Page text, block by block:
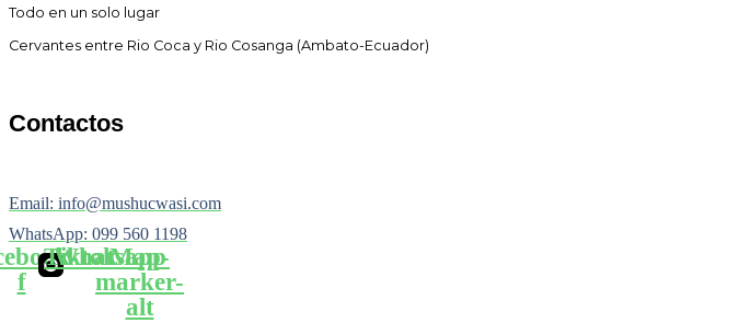
Todo en un solo lugar
Cervantes entre Rio Coca y Rio Cosanga (Ambato-Ecuador)
Contactos
Email: info@mushucwasi.com
WhatsApp: 099 560 1198
f
Tiktok
Whatsapp
Map-
marker-
alt